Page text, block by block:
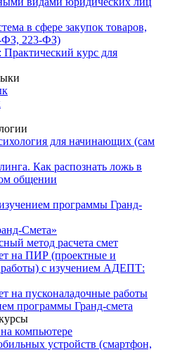
в сфере закупок товаров,
ФЗ, 223-ФЗ)
курс для
для начинающих (сам
Как распознать ложь в
общении
программы Гранд-
Смета»
метод расчета смет
на ПИР (проектные и
работы) с изучением АДЕПТ:
на пусконаладочные работы
программы Гранд-смета
компьютере
устройств (смартфон,